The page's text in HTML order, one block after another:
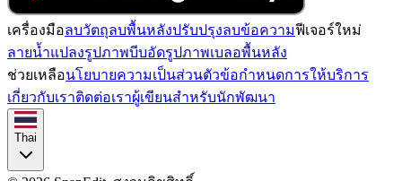
เครื่องมือลบวัตถุลบพื้นหลังปรับปรุงลบข้อความฟีเจอร์ใหม่
ลายน้ำแปลงรูปภาพบีบอัดรูปภาพเบลอพื้นหลัง
ช่วยเหลือนโยบายความเป็นส่วนตัวข้อกำหนดการให้บริการ
เกี่ยวกับเราติดต่อเราผู้เขียนสำหรับนักพัฒนา
Thai